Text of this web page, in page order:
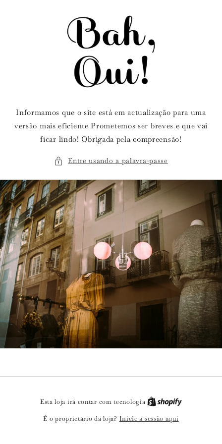
Informamos que o site está em actualização para uma
versão mais eficiente Prometemos ser breves e que vai
ficar lindo! Obrigada pela compreensão!
Entre usando a palavra-passe
Esta loja irá contar com tecnologia
É o proprietário da loja? Inicie a sessão aqui